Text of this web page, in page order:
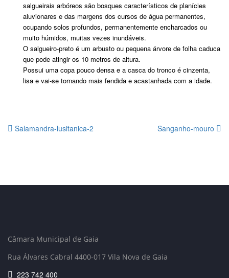
salgueirais arbóreos são bosques característicos de planícies
aluvionares e das margens dos cursos de água permanentes,
ocupando solos profundos, permanentemente encharcados ou
muito húmidos, muitas vezes inundáveis.
O salgueiro-preto é um arbusto ou pequena árvore de folha caduca
que pode atingir os 10 metros de altura.
Possui uma copa pouco densa e a casca do tronco é cinzenta,
lisa e vai-se tornando mais fendida e acastanhada com a idade.
Salamandra-lusitanica-2 Sanganho-mouro
Câmara Municipal de Gaia
Rua Álvares Cabral 4400-017 Vila Nova de Gaia
223 742 400